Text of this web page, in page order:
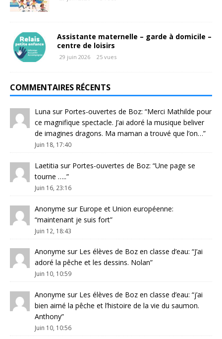
Assistante maternelle – garde à domicile –
centre de loisirs
29 juin 2026 25 vues
COMMENTAIRES RÉCENTS
Luna sur Portes-ouvertes de Boz: “Merci Mathilde pour
ce magnifique spectacle. J’ai adoré la musique beliver
de imagines dragons. Ma maman a trouvé que l’on…”
Juin 18, 17:40
Laetitia sur Portes-ouvertes de Boz: “Une page se
tourne …..”
Juin 16, 23:16
Anonyme sur Europe et Union européenne:
“maintenant je suis fort”
Juin 12, 18:43
Anonyme sur Les élèves de Boz en classe d’eau: “J’ai
adoré la pêche et les dessins. Nolan”
Juin 10, 10:59
Anonyme sur Les élèves de Boz en classe d’eau: “j’ai
bien aimé la pêche et l’histoire de la vie du saumon.
Anthony”
Juin 10, 10:56